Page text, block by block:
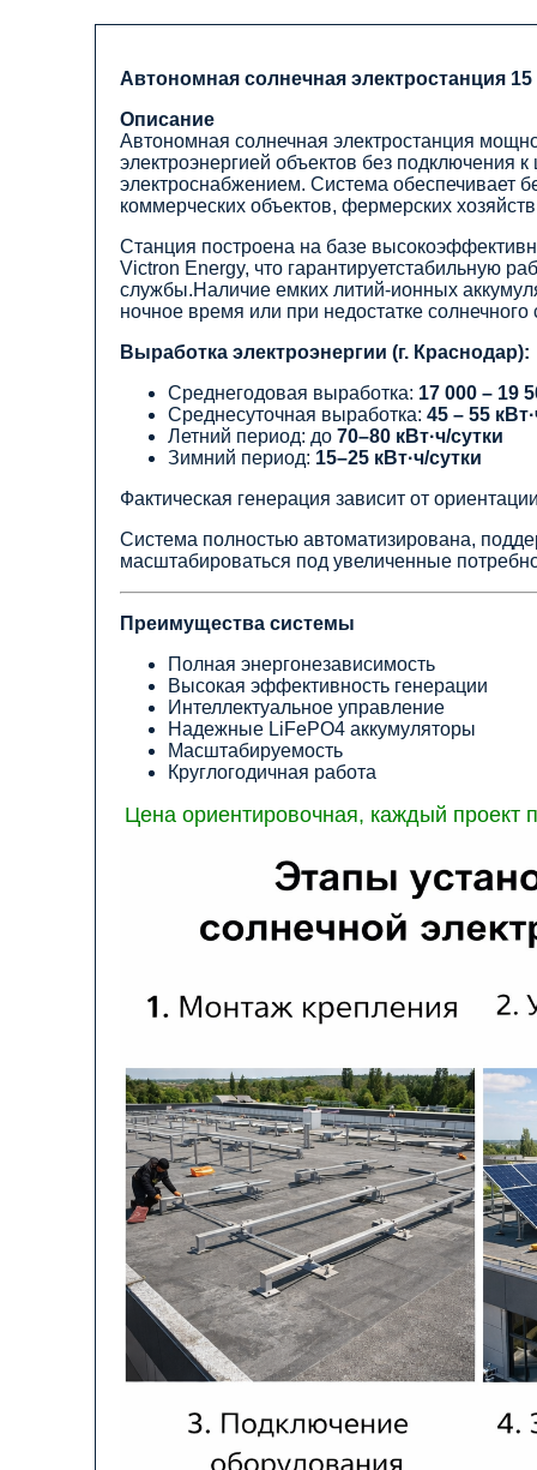
Автономная солнечная электростанция 15
Описание
Автономная солнечная электростанция
электроэнергией объектов без подключения
электроснабжением. Система обеспечивает
коммерческих объектов, фермерских
Станция построена на базе
Victron Energy, что гарантируетстабильную
службы.Наличие емких литий-ионных
ночное время или при недостатке солнечного
Выработка электроэнергии (г. Краснодар):
Среднегодовая выработка: 17 000 – 19
Среднесуточная выработка: 45 – 55
Летний период: до 70–80 кВт·ч/сутки
Зимний период: 15–25 кВт·ч/сутки
Фактическая генерация зависит от
Система полностью автоматизирована,
масштабироваться под увеличенные
Преимущества системы
Полная энергонезависимость
Высокая эффективность генерации
Интеллектуальное управление
Надежные LiFePO4 аккумуляторы
Масштабируемость
Круглогодичная работа
Цена ориентировочная, каждый проект